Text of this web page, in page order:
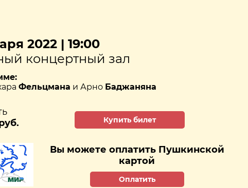
2022 | 19:00
концертный зал
Фельцмана и Арно Баджаняна
Купить билет
Вы можете оплатить Пушкинской
картой
Оплатить